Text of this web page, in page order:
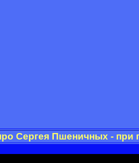
Сергея Пшеничных - при